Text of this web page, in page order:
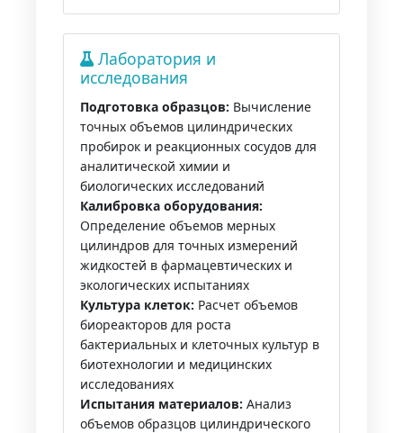
Лаборатория и
исследования
Подготовка образцов: Вычисление
точных объемов цилиндрических
пробирок и реакционных сосудов для
аналитической химии и
биологических исследований
Калибровка оборудования:
Определение объемов мерных
цилиндров для точных измерений
жидкостей в фармацевтических и
экологических испытаниях
Культура клеток: Расчет объемов
биореакторов для роста
бактериальных и клеточных культур в
биотехнологии и медицинских
исследованиях
Испытания материалов: Анализ
объемов образцов цилиндрического